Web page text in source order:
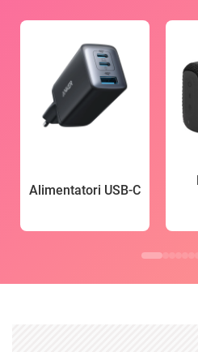
Alimentatori USB-C